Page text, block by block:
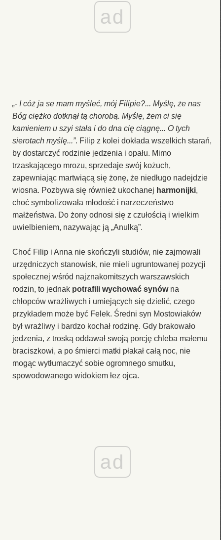
ad
„- I cóż ja se mam myśleć, mój Filipie?... Myślę, że nas
Bóg ciężko dotknął tą chorobą. Myślę, żem ci się
kamieniem u szyi stała i do dna cię ciągnę... O tych
sierotach myślę...”. Filip z kolei dokłada wszelkich starań,
by dostarczyć rodzinie jedzenia i opału. Mimo
trzaskającego mrozu, sprzedaje swój kożuch,
zapewniając martwiącą się żonę, że niedługo nadejdzie
wiosna. Pozbywa się również ukochanej harmonijki,
choć symbolizowała młodość i narzeczeństwo
małżeństwa. Do żony odnosi się z czułością i wielkim
uwielbieniem, nazywając ją „Anulką”.
Choć Filip i Anna nie skończyli studiów, nie zajmowali
urzędniczych stanowisk, nie mieli ugruntowanej pozycji
społecznej wśród najznakomitszych warszawskich
rodzin, to jednak potrafili wychować synów na
chłopców wrażliwych i umiejących się dzielić, czego
przykładem może być Felek. Średni syn Mostowiaków
był wrażliwy i bardzo kochał rodzinę. Gdy brakowało
jedzenia, z troską oddawał swoją porcję chleba małemu
braciszkowi, a po śmierci matki płakał całą noc, nie
mogąc wytłumaczyć sobie ogromnego smutku,
spowodowanego widokiem łez ojca.
ad